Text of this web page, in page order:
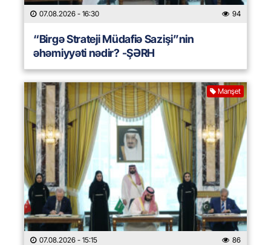
07.08.2026 - 16:30 94
“Birgə Strateji Müdafiə Sazişi”nin
əhəmiyyəti nədir? -ŞƏRH
Manşet
07.08.2026 - 15:15 86